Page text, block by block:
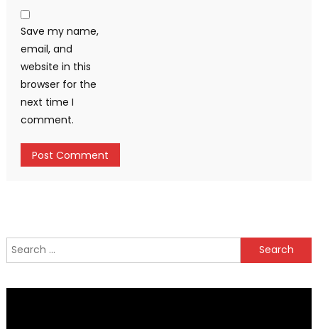
Save my name,
email, and
website in this
browser for the
next time I
comment.
Search
for: